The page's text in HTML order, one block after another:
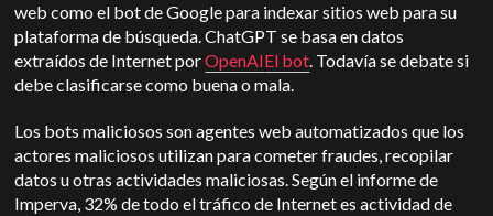
web como el bot de Google para indexar sitios web para su
plataforma de búsqueda.ChatGPT se basa en datos
extraídos de Internet porOpenAIEl bot. Todavía se debate si
debe clasificarse como buena o mala.
Los bots maliciosos son agentes web automatizados que los
actores maliciosos utilizan para cometer fraudes, recopilar
datos u otras actividades maliciosas. Según el informe de
Imperva, 32% de todo el tráfico de Internet es actividad de